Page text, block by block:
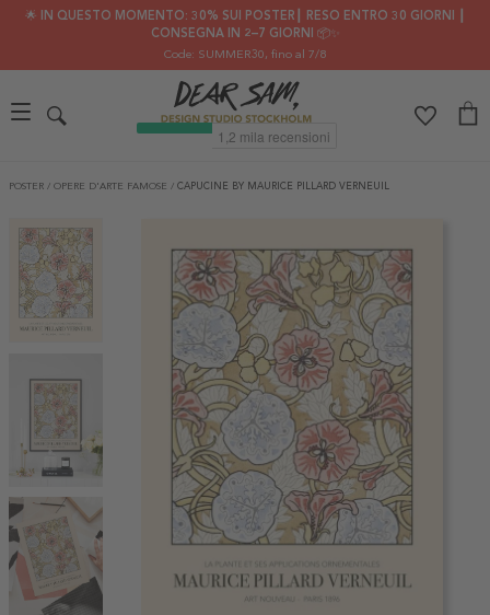
🌟 IN QUESTO MOMENTO: 30% SUI POSTER┃ RESO ENTRO 30 GIORNI ┃
CONSEGNA IN 2–7 GIORNI 📦✨
Code: SUMMER30, fino al 7/8
POSTER / OPERE D'ARTE FAMOSE / CAPUCINE BY MAURICE PILLARD VERNEUIL